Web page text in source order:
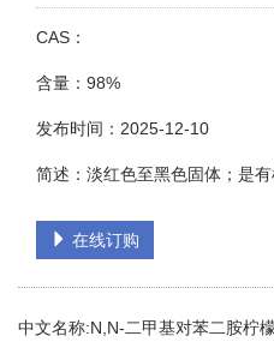
CAS：
含量：98%
发布时间：2025-12-10
简述：淡红色至黑色固体；是
在线订购
中文名称:N,N-二甲基对苯二胺柠